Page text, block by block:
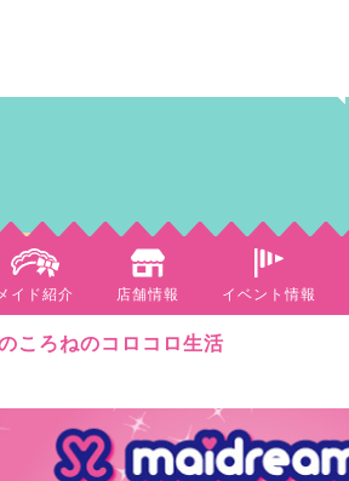
イド紹介 店舗情報 イベント情報
ころねのコロコロ生活